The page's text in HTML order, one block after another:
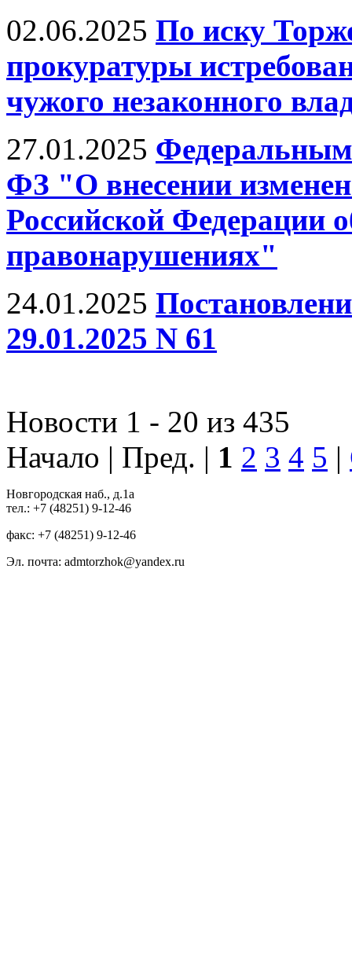
02.06.2025 По иску
прокуратуры
чужого незаконного
27.01.2025 Федеральным
ФЗ "О внесении
Российской Федерации
правонарушениях"
24.01.2025
29.01.2025 N 61
Новости 1 - 20 из 435
Начало | Пред. | 1 2 3 4 5 |
Новгородская наб., д.1а
тел.: +7 (48251) 9-12-46
факс: +7 (48251) 9-12-46
Эл. почта: admtorzhok@yandex.ru